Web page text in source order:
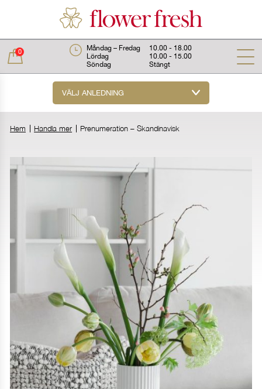
0 Måndag – Fredag
10.00 - 18.00
Lördag
10.00 - 15.00
Söndag
Stängt
VÄLJ ANLEDNING
0 kr
Hem Handla mer Prenumeration – Skandinavisk